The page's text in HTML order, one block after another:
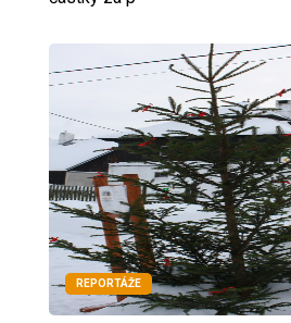
REPORTÁŽE